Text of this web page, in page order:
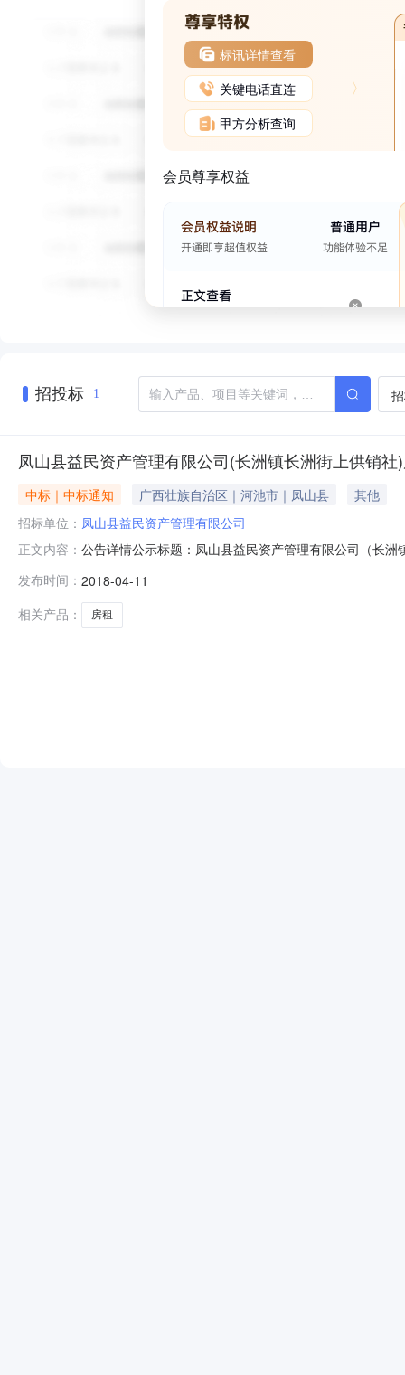
标讯详情查看
关键电话直连
甲方分析查询
会员尊享权益
招投标 1
凤山县益民资产管理有限公司(长洲镇长洲街上供销社
中标｜中标通知 广西壮族自治区｜河池市｜凤山县
其他
招标单位： 凤山县益民资产管理有限公司
正文内容： 公告详情公示标题：凤山县益民资产管理有限公司（长
将签发中标通知书。感谢各供应商对本次招标工作的合作
发布时间： 2018-04-11
相关产品：
房租